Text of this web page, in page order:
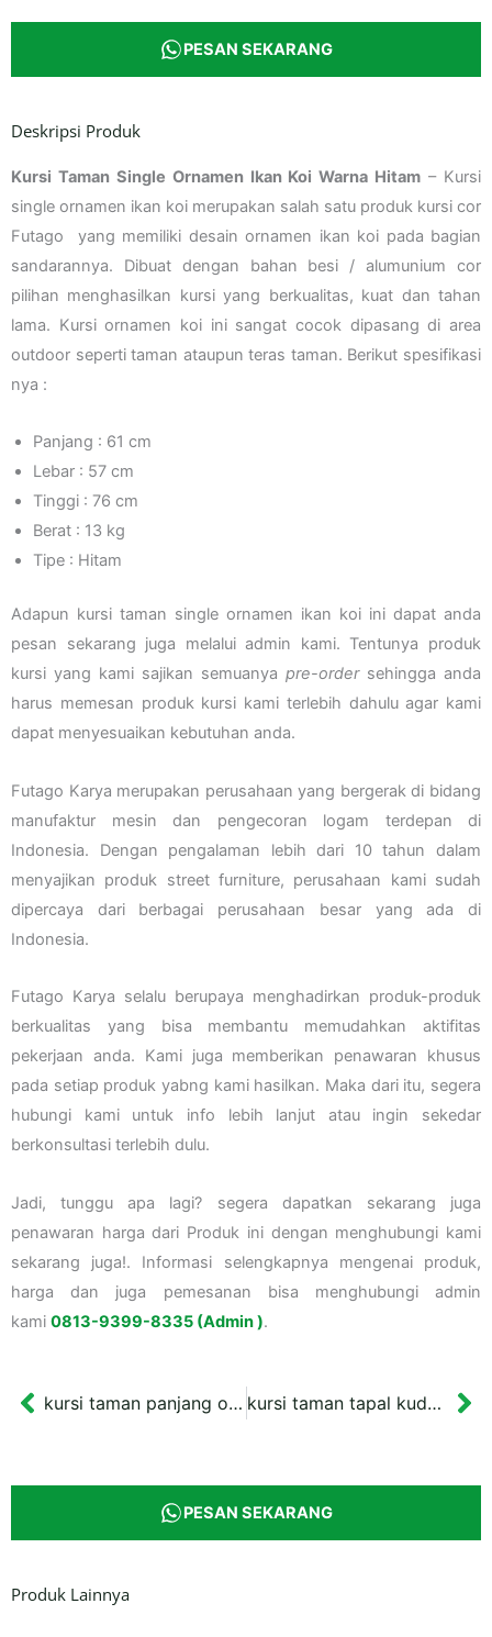
PESAN SEKARANG
Deskripsi Produk
Kursi Taman Single Ornamen Ikan Koi Warna Hitam – Kursi
single ornamen ikan koi merupakan salah satu produk kursi cor
Futago yang memiliki desain ornamen ikan koi pada bagian
sandarannya. Dibuat dengan bahan besi / alumunium cor
pilihan menghasilkan kursi yang berkualitas, kuat dan tahan
lama. Kursi ornamen koi ini sangat cocok dipasang di area
outdoor seperti taman ataupun teras taman. Berikut spesifikasi
nya :
Panjang : 61 cm
Lebar : 57 cm
Tinggi : 76 cm
Berat : 13 kg
Tipe : Hitam
Adapun kursi taman single ornamen ikan koi ini dapat anda
pesan sekarang juga melalui admin kami. Tentunya produk
kursi yang kami sajikan semuanya pre-ordersehingga anda
harus memesan produk kursi kami terlebih dahulu agar kami
dapat menyesuaikan kebutuhan anda.
Futago Karya merupakan perusahaan yang bergerak di bidang
manufaktur mesin dan pengecoran logam terdepan di
Indonesia. Dengan pengalaman lebih dari 10 tahun dalam
menyajikan produk street furniture, perusahaan kami sudah
dipercaya dari berbagai perusahaan besar yang ada di
Indonesia.
Futago Karya selalu berupaya menghadirkan produk-produk
berkualitas yang bisa membantu memudahkan aktifitas
pekerjaan anda. Kami juga memberikan penawaran khusus
pada setiap produk yabng kami hasilkan. Maka dari itu, segera
hubungi kami untuk info lebih lanjut atau ingin sekedar
berkonsultasi terlebih dulu.
Jadi, tunggu apa lagi? segera dapatkan sekarang juga
penawaran harga dari Produk ini dengan menghubungi kami
sekarang juga!. Informasi selengkapnya mengenai produk,
harga dan juga pemesanan bisa menghubungi admin
kami 0813-9399-8335 (Admin ).
Prev kursi taman panjang ornamen ikan koi warna hitam kursi taman tapal kuda sandaran
PESAN SEKARANG
Produk Lainnya